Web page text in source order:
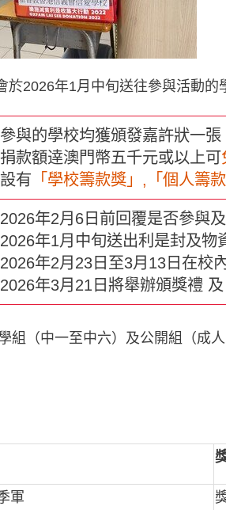
於2026年1月 中旬送往參與活動的
參與的學校均獲頒發嘉許狀一張
捐款額逹澳門幣五千元或以上可
設有 「學校籌款獎」 , 「個人籌款
2026年2月6日前回覆是否參與
2026年1月 中旬送出利是封及物
2026年2月23日至3月13日在校
2026年3月21日將舉辦頒獎禮
組（中一至中六）及公開組（成
軍